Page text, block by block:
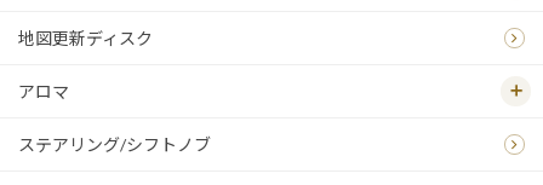
地図更新ディスク
アロマ
ステアリング/シフトノブ